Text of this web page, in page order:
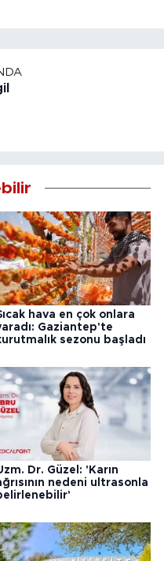
hava en çok onlara
Gaziantep'te
sezonu başladı
Dr. Güzel: 'Karın
nedeni ultrasonla